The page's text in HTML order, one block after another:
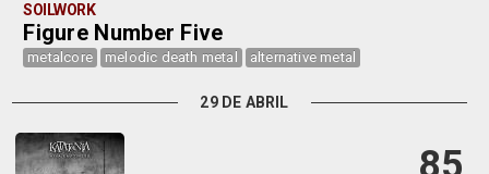
SOILWORK
Figure Number Five
metalcore melodic death metal alternative metal
29 DE ABRIL